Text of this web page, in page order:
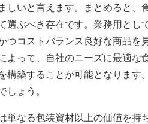
しいと言えます。まとめると、
選ぶべき存在です。業務用とし
つコストバランス良好な商品を
よって、自社のニーズに最適な
構築することが可能となります
しょう。
単なる包装資材以上の価値を持